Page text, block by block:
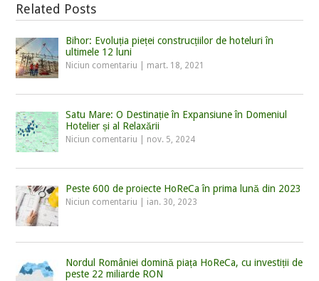
Related Posts
Bihor: Evoluția pieței construcțiilor de hoteluri în
ultimele 12 luni
Niciun comentariu mart. 18, 2021
Satu Mare: O Destinație în Expansiune în Domeniul
Hotelier și al Relaxării
Niciun comentariu nov. 5, 2024
Peste 600 de proiecte HoReCa în prima lună din 2023
Niciun comentariu ian. 30, 2023
Nordul României domină piața HoReCa, cu investiții de
peste 22 miliarde RON